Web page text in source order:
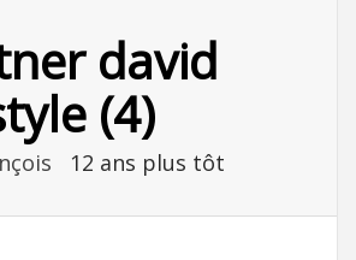
david
(4)
12 ans plus tôt